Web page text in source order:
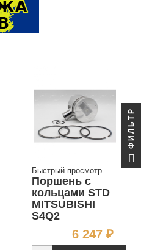
Быстрый просмотр
Поршень с
кольцами STD
MITSUBISHI
S4Q2
6 247 ₽
ФИЛЬТР